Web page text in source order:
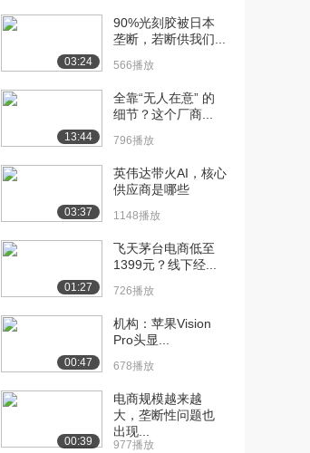
[10] 1.5怎样才能学好经济
07:18
[11] 2.1欲望与需求（上） 08:23
5243播放
[13] 2.2影响需求的因素
5554播放
[14] 2.2影响需求的因素
（下）
4575播放
[15] 2.3需求规律及其表达
（上）
4744播放
[16] 2.3需求规律及其表达
（下）
10:12
03:24
90%光刻胶被日本
垄断，若断供我们...
566播放
13:44
全靠“无人在意” 的
细节？这个厂商...
796播放
03:37
英伟达带火AI，核心
供应商是哪些
1148播放
01:27
飞天茅台电商低至
1399元？线下经...
726播放
00:47
机构：苹果Vision
Pro头显...
678播放
00:39
电商规模越来越
大，垄断性问题也
出现...
977播放